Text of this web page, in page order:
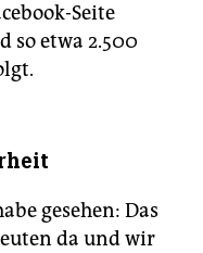
Seite
so etwa 2.500
gesehen: Das
da und wir